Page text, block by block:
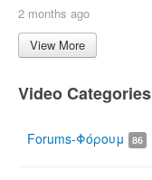
2 months ago
View More
Video Categories
Forums-Φόρουμ 86